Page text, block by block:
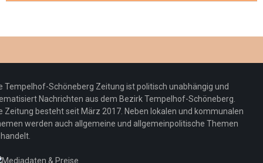
Redaktion 23. Juli 2026
Pepe Jeans London mit Summer Sale und
neuer Kollektion
Redaktion 19. Juli 2026
Woher kommt der Honig? – Neue EU-
Regeln gelten 14. Juni
drei neue Specials zur Fußball-WM
Tempelhof-Schöneberg Zeitung ist politisch unabhängig und
Nachrichten aus dem Bezirk Tempelhof-Schöneberg.
Zeitung besteht seit März 2017. Neben lokalen und kommunalen
werden auch allgemeine und allgemeinpolitische Themen